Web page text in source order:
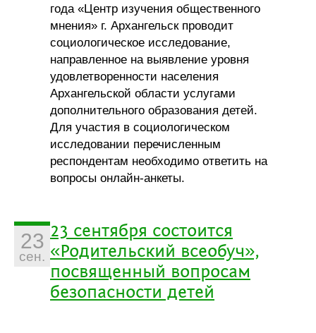
года «Центр изучения общественного
мнения» г. Архангельск проводит
социологическое исследование,
направленное на выявление уровня
удовлетворенности населения
Архангельской области услугами
дополнительного образования детей.
Для участия в социологическом
исследовании перечисленным
респондентам необходимо ответить на
вопросы онлайн-анкеты.
23
сен.
23 сентября состоится
«Родительский всеобуч»,
посвященный вопросам
безопасности детей